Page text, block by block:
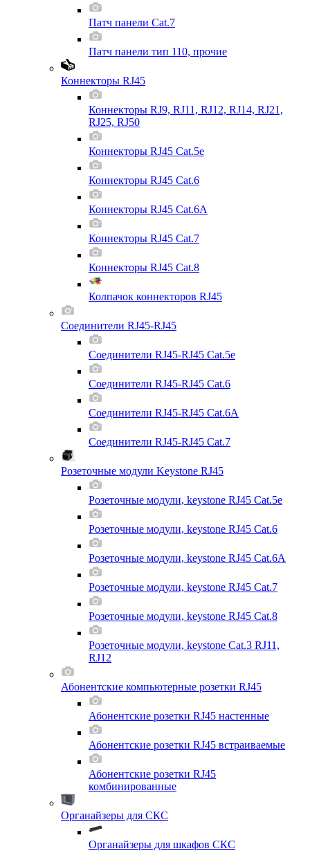
Патч панели Cat.7
Патч панели тип 110, прочие
Коннекторы RJ45
Коннекторы RJ9, RJ11, RJ12, RJ14, RJ21,
RJ25, RJ50
Коннекторы RJ45 Cat.5e
Коннекторы RJ45 Cat.6
Коннекторы RJ45 Cat.6A
Коннекторы RJ45 Cat.7
Коннекторы RJ45 Cat.8
Колпачок коннекторов RJ45
Соединители RJ45-RJ45
Соединители RJ45-RJ45 Cat.5e
Соединители RJ45-RJ45 Cat.6
Соединители RJ45-RJ45 Cat.6A
Соединители RJ45-RJ45 Cat.7
Розеточные модули Keystone RJ45
Розеточные модули, keystone RJ45 Cat.5e
Розеточные модули, keystone RJ45 Cat.6
Розеточные модули, keystone RJ45 Cat.6A
Розеточные модули, keystone RJ45 Cat.7
Розеточные модули, keystone RJ45 Cat.8
Розеточные модули, keystone Cat.3 RJ11,
RJ12
Абонентские компьютерные розетки RJ45
Абонентские розетки RJ45 настенные
Абонентские розетки RJ45 встраиваемые
Абонентские розетки RJ45
комбинированные
Органайзеры для СКС
Органайзеры для шкафов СКС